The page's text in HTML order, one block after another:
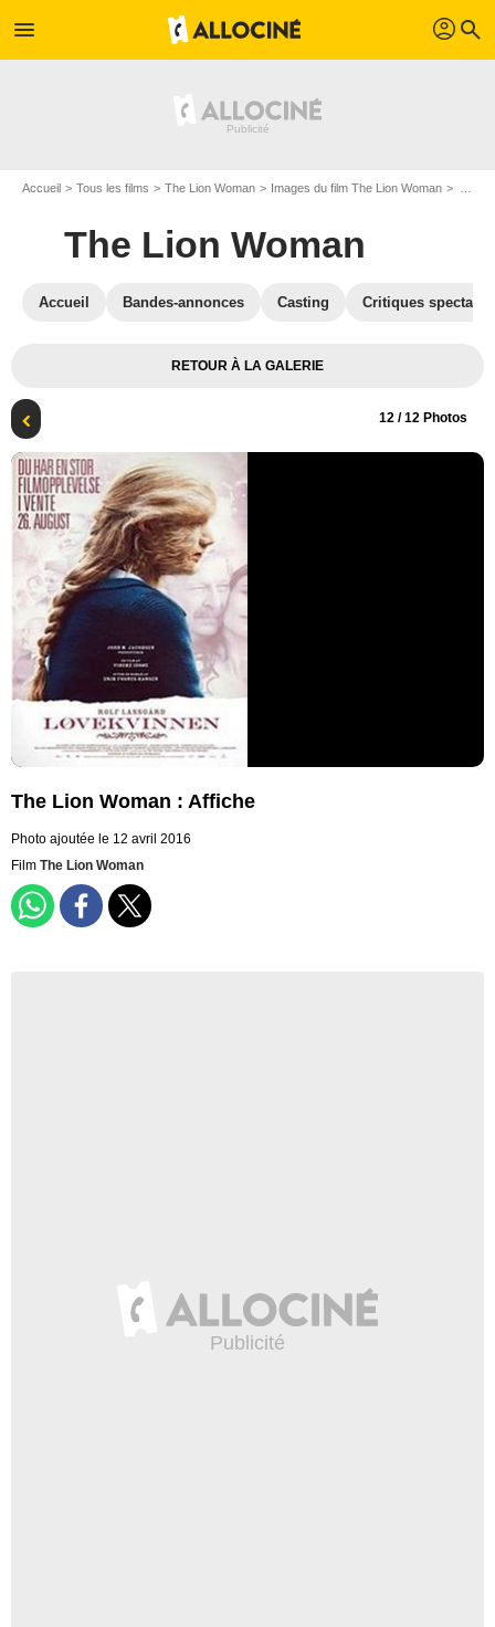
menu profil search
Accueil Tous les films The Lion Woman Images du film The Lion Woman
The Lion Woman
Accueil Bandes-annonces Casting Critiques
RETOUR À LA GALERIE
12 / 12 Photos
The Lion Woman : Affiche
Photo ajoutée le 12 avril 2016
Film The Lion Woman